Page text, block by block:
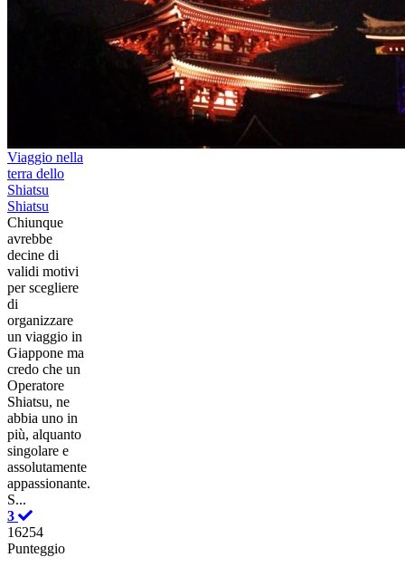
Viaggio nella
terra dello
Shiatsu
Shiatsu
Chiunque
avrebbe
decine di
validi motivi
per scegliere
di
organizzare
un viaggio in
Giappone ma
credo che un
Operatore
Shiatsu, ne
abbia uno in
più, alquanto
singolare e
assolutamente
appassionante.
S...
3
16254
Punteggio